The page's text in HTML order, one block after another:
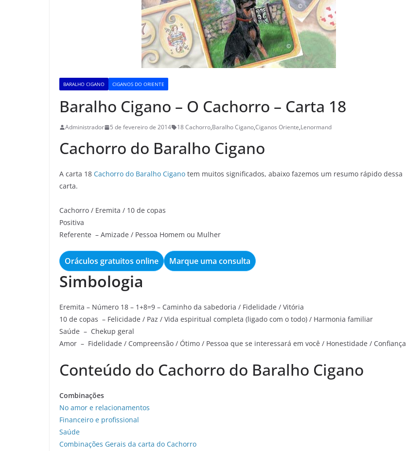
BARALHO CIGANO CIGANOS DO ORIENTE
Baralho Cigano – O Cachorro – Carta 18
Administrador 5 de fevereiro de 2014 18 Cachorro,Baralho Cigano,Ciganos Oriente,Lenormand
Cachorro do Baralho Cigano
A carta 18 Cachorro do Baralho Cigano tem muitos significados, abaixo fazemos um resumo rápido dessa
carta.
Cachorro / Eremita / 10 de copas
Positiva
Referente – Amizade / Pessoa Homem ou Mulher
Oráculos gratuitos online Marque uma consulta
Simbologia
Eremita – Número 18 – 1+8=9 – Caminho da sabedoria / Fidelidade / Vitória
10 de copas – Felicidade / Paz / Vida espiritual completa (ligado com o todo) / Harmonia familiar
Saúde – Chekup geral
Amor – Fidelidade / Compreensão / Ótimo / Pessoa que se interessará em você / Honestidade / Confiança
Conteúdo do Cachorro do Baralho Cigano
Combinações
No amor e relacionamentos
Financeiro e profissional
Saúde
Combinações Gerais da carta do Cachorro